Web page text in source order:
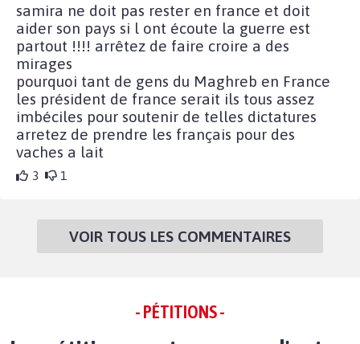
samira ne doit pas rester en france et doit
aider son pays si l ont écoute la guerre est
partout !!!! arrêtez de faire croire a des
mirages
pourquoi tant de gens du Maghreb en France
les président de france serait ils tous assez
imbéciles pour soutenir de telles dictatures
arretez de prendre les français pour des
vaches a lait
3 1
VOIR TOUS LES COMMENTAIRES
- PÉTITIONS -